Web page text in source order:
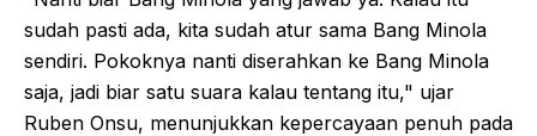
sudah pasti ada, kita sudah atur sama Bang Minola
sendiri. Pokoknya nanti diserahkan ke Bang Minola
saja, jadi biar satu suara kalau tentang itu," ujar
Ruben Onsu, menunjukkan kepercayaan penuh pada